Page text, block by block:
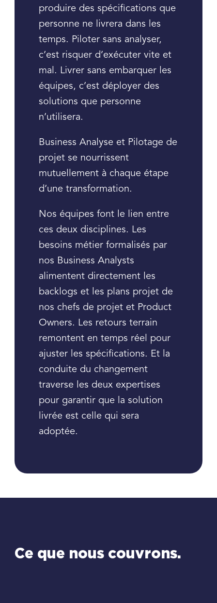
produire des spécifications que
personne ne livrera dans les
temps. Piloter sans analyser,
c’est risquer d’exécuter vite et
mal. Livrer sans embarquer les
équipes, c’est déployer des
solutions que personne
n’utilisera.
Business Analyse et Pilotage de
projet se nourrissent
mutuellement à chaque étape
d’une transformation.
Nos équipes font le lien entre
ces deux disciplines. Les
besoins métier formalisés par
nos Business Analysts
alimentent directement les
backlogs et les plans projet de
nos chefs de projet et Product
Owners. Les retours terrain
remontent en temps réel pour
ajuster les spécifications. Et la
conduite du changement
traverse les deux expertises
pour garantir que la solution
livrée est celle qui sera
adoptée.
Ce que nous couvrons.